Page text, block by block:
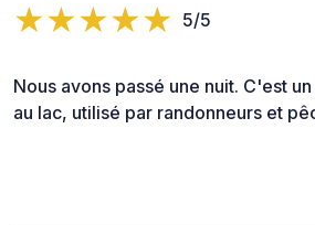
5/5
Nous avons passé une nuit. C'est
au lac, utilisé par randonneurs et